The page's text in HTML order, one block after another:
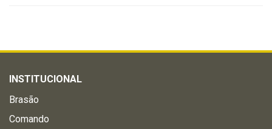
INSTITUCIONAL
Brasão
Comando